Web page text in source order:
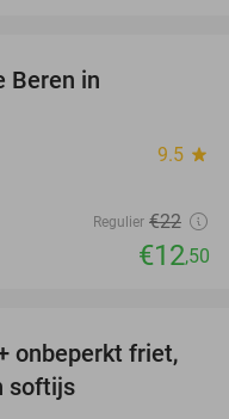
Beren in
9.5 star
Regulier €22
€12,50
32%
onbeperkt friet,
softijs